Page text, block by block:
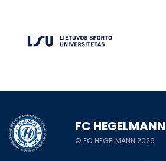
FC HEGELMANN
© FC HEGELMANN 2026